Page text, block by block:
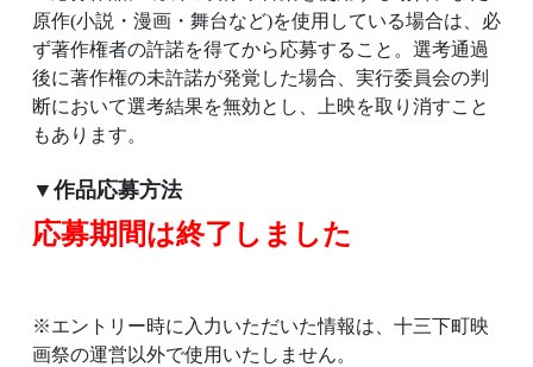
原作(小説・漫画・舞台など)を使用している場合は、必
ず著作権者の許諾を得てから応募すること。選考通過
後に著作権の未許諾が発覚した場合、実行委員会の判
断において選考結果を無効とし、上映を取り消すこと
もあります。
▼作品応募方法
応募期間は終了しました
※エントリー時に入力いただいた情報は、十三下町映
画祭の運営以外で使用いたしません。